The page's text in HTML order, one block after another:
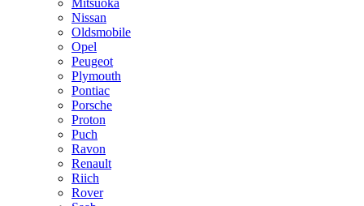
Mitsuoka
Nissan
Oldsmobile
Opel
Peugeot
Plymouth
Pontiac
Porsche
Proton
Puch
Ravon
Renault
Riich
Rover